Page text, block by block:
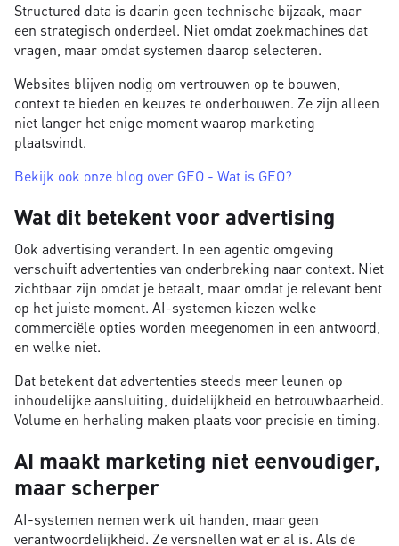
Structured data is daarin geen technische bijzaak, maar
een strategisch onderdeel. Niet omdat zoekmachines dat
vragen, maar omdat systemen daarop selecteren.
Websites blijven nodig om vertrouwen op te bouwen,
context te bieden en keuzes te onderbouwen. Ze zijn alleen
niet langer het enige moment waarop marketing
plaatsvindt.
Bekijk ook onze blog over GEO - Wat is GEO?
Wat dit betekent voor advertising
Ook advertising verandert. In een agentic omgeving
verschuift advertenties van onderbreking naar context. Niet
zichtbaar zijn omdat je betaalt, maar omdat je relevant bent
op het juiste moment. AI-systemen kiezen welke
commerciële opties worden meegenomen in een antwoord,
en welke niet.
Dat betekent dat advertenties steeds meer leunen op
inhoudelijke aansluiting, duidelijkheid en betrouwbaarheid.
Volume en herhaling maken plaats voor precisie en timing.
AI maakt marketing niet eenvoudiger,
maar scherper
AI-systemen nemen werk uit handen, maar geen
verantwoordelijkheid. Ze versnellen wat er al is. Als de